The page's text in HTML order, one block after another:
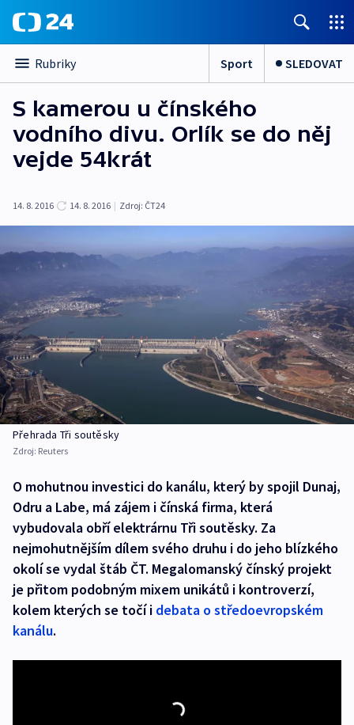
Rubriky Sport SLEDOVAT
S kamerou u čínského
vodního divu. Orlík se do něj
vejde 54krát
14. 8. 2016 14. 8. 2016 | Zdroj: ČT24
Přehrada Tři soutěsky
Zdroj: Reuters
O mohutnou investici do kanálu, který by spojil Dunaj,
Odru a Labe, má zájem i čínská firma, která
vybudovala obří elektrárnu Tři soutěsky. Za
nejmohutnějším dílem svého druhu i do jeho blízkého
okolí se vydal štáb ČT. Megalomanský čínský projekt
je přitom podobným mixem unikátů i kontroverzí,
kolem kterých se točí i debata o středoevropském
kanálu.